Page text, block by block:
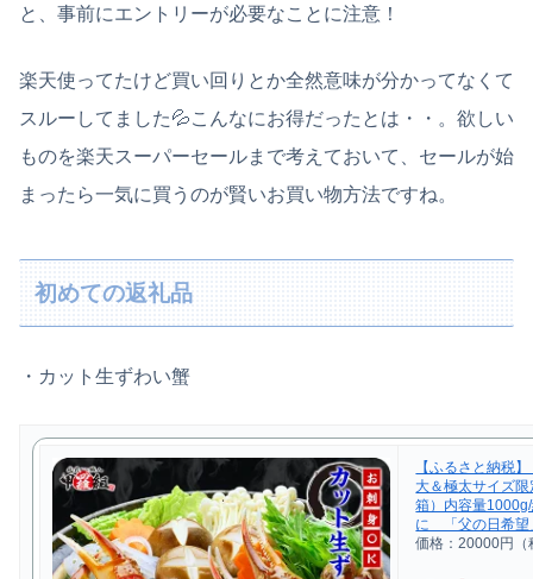
と、事前にエントリーが必要なことに注意！
楽天使ってたけど買い回りとか全然意味が分かってなくて
スルーしてました💦こんなにお得だったとは・・。欲しい
ものを楽天スーパーセールまで考えておいて、セールが始
まったら一気に買うのが賢いお買い物方法ですね。
初めての返礼品
・カット生ずわい蟹
【ふるさと納税
大＆極太サイズ
箱）内容量
に 「父の日希望
価格：20000円（